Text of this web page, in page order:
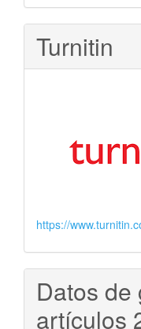
Turnitin
https://
Datos de
artículos